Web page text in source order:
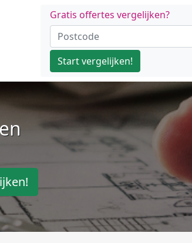
Gratis offertes vergelijken?
Start vergelijken!